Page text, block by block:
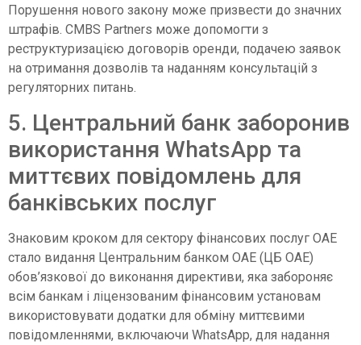
Порушення нового закону може призвести до значних
штрафів. CMBS Partners може допомогти з
реструктуризацією договорів оренди, подачею заявок
на отримання дозволів та наданням консультацій з
регуляторних питань.
5. Центральний банк заборонив
використання WhatsApp та
миттєвих повідомлень для
банківських послуг
Знаковим кроком для сектору фінансових послуг ОАЕ
стало видання Центральним банком ОАЕ (ЦБ ОАЕ)
обов’язкової до виконання директиви, яка забороняє
всім банкам і ліцензованим фінансовим установам
використовувати додатки для обміну миттєвими
повідомленнями, включаючи WhatsApp, для надання